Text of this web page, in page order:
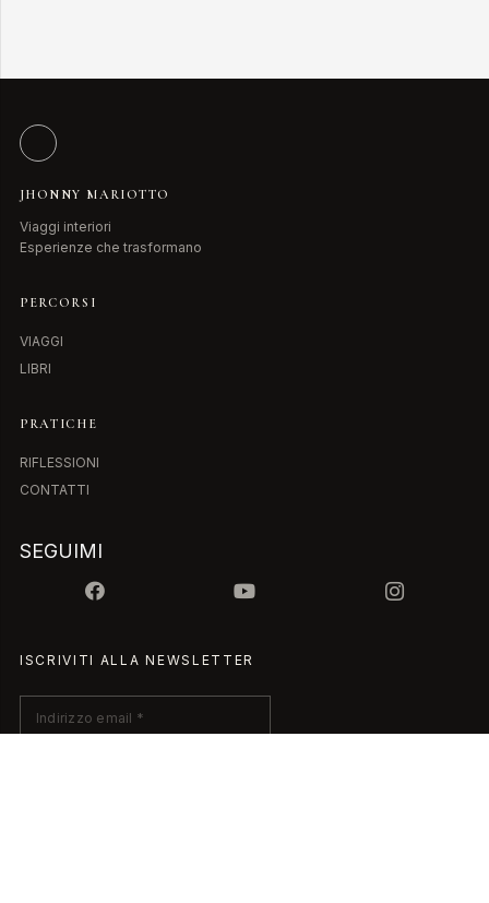
JHONNY MARIOTTO
Viaggi interiori
Esperienze che trasformano
PERCORSI
VIAGGI
LIBRI
PRATICHE
RIFLESSIONI
CONTATTI
SEGUIMI
ISCRIVITI ALLA NEWSLETTER